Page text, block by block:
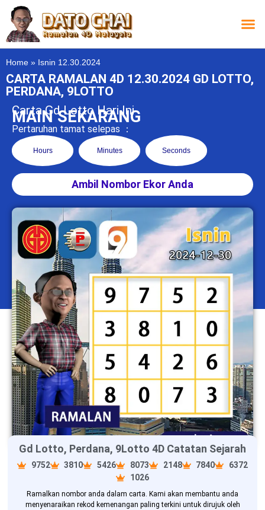
Home » Isnin 12.30.2024
CARTA RAMALAN 4D 12.30.2024 GD LOTTO,
PERDANA, 9LOTTO
Carta Gd Lotto Hari Ini
MAIN SEKARANG
Pertaruhan tamat selepas ：
Hours Minutes Seconds
Ambil Nombor Ekor Anda
Gd Lotto, Perdana, 9Lotto 4D Catatan Sejarah
9752 3810 5426 8073 2148 7840
6372
1026
Ramalkan nombor anda dalam carta. Kami akan membantu anda
menyenaraikan rekod kemenangan paling terkini untuk dirujuk oleh